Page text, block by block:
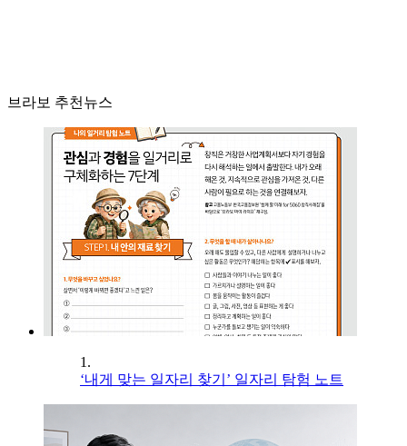
브라보 추천뉴스
1.
‘내게 맞는 일자리 찾기’ 일자리 탐험 노트